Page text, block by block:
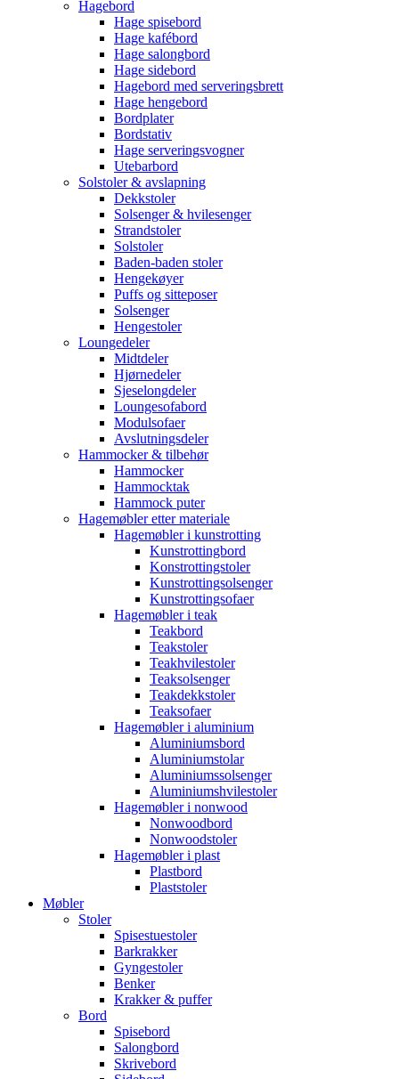
Hagebord
Hage spisebord
Hage kafébord
Hage salongbord
Hage sidebord
Hagebord med serveringsbrett
Hage hengebord
Bordplater
Bordstativ
Hage serveringsvogner
Utebarbord
Solstoler & avslapning
Dekkstoler
Solsenger & hvilesenger
Strandstoler
Solstoler
Baden-baden stoler
Hengekøyer
Puffs og sitteposer
Solsenger
Hengestoler
Loungedeler
Midtdeler
Hjørnedeler
Sjeselongdeler
Loungesofabord
Modulsofaer
Avslutningsdeler
Hammocker & tilbehør
Hammocker
Hammocktak
Hammock puter
Hagemøbler etter materiale
Hagemøbler i kunstrotting
Kunstrottingbord
Konstrottingstoler
Kunstrottingsolsenger
Kunstrottingsofaer
Hagemøbler i teak
Teakbord
Teakstoler
Teakhvilestoler
Teaksolsenger
Teakdekkstoler
Teaksofaer
Hagemøbler i aluminium
Aluminiumsbord
Aluminiumstolar
Aluminiumssolsenger
Aluminiumshvilestoler
Hagemøbler i nonwood
Nonwoodbord
Nonwoodstoler
Hagemøbler i plast
Plastbord
Plaststoler
Møbler
Stoler
Spisestuestoler
Barkrakker
Gyngestoler
Benker
Krakker & puffer
Bord
Spisebord
Salongbord
Skrivebord